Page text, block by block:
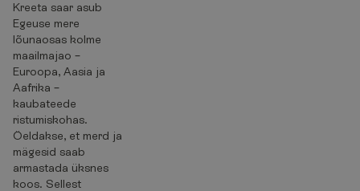
Kreeta saar asub
Egeuse mere
lõunaosas kolme
maailmajao –
Euroopa, Aasia ja
Aafrika –
kaubateede
ristumiskohas.
Öeldakse, et merd ja
mägesid saab
armastada üksnes
koos. Sellest